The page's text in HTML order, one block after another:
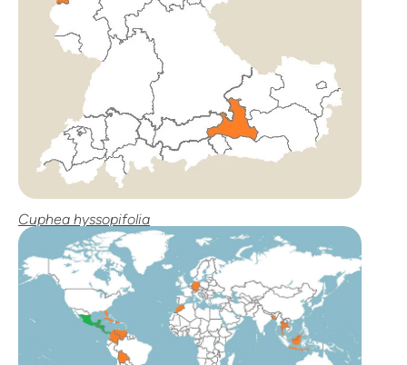
Cuphea hyssopifolia